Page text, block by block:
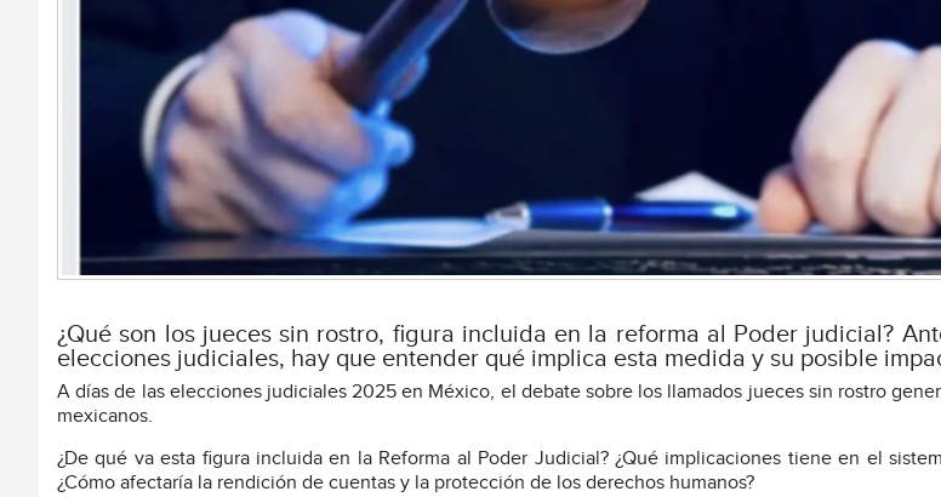
¿Qué son los jueces sin rostro, figura incluida en la reforma al Poder judicial?
elecciones judiciales, hay que entender qué implica esta medida y su posible
A días de las elecciones judiciales 2025 en México, el debate sobre los llamados jueces sin rostro
mexicanos.
¿De qué va esta figura incluida en la Reforma al Poder Judicial? ¿Qué implicaciones tiene en el
¿Cómo afectaría la rendición de cuentas y la protección de los derechos humanos?